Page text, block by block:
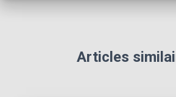
Articles